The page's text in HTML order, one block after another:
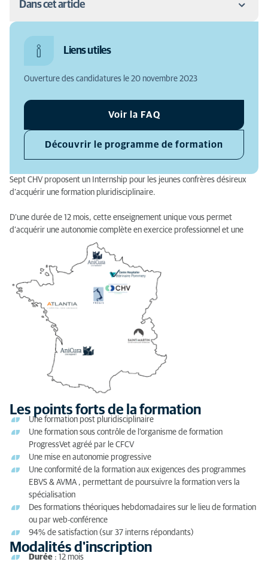
Dans cet article
Quels sont les pré-requis ?
Quels sont les objectifs de la formation ?
Quels sont les secteurs d'apprentissage ?
Quelles sont les modalités d'évaluation ?
Actions de la formation ?
Liens utiles
Ouverture des candidatures le 20 novembre 2023
Voir la FAQ
Découvrir le programme de formation
Sept CHV proposent un Internship pour les jeunes confrères désireux
d’acquérir une formation pluridisciplinaire.
D’une durée de 12 mois, cette enseignement unique vous permet
d’acquérir une autonomie complète en exercice professionnel et une
vision sur l’ensemble des services vétérinaires.
Les points forts de la formation
Une formation post pluridisciplinaire
Une formation sous contrôle de l’organisme de formation
ProgressVet agréé par le CFCV
Une mise en autonomie progressive
Une conformité de la formation aux exigences des programmes
EBVS & AVMA , permettant de poursuivre la formation vers la
spécialisation
Des formations théoriques hebdomadaires sur le lieu de formation
ou par web-conférence
94% de satisfaction (sur 37 interns répondants)
Modalités d'inscription
Durée : 12 mois